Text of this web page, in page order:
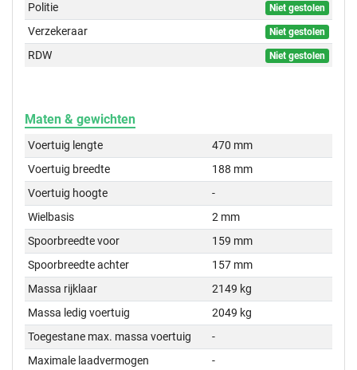
Politie
Niet gestolen
Verzekeraar Niet gestolen
RDW Niet gestolen
Maten & gewichten
Voertuig lengte
470 mm
Voertuig breedte
188 mm
Voertuig hoogte
-
Wielbasis
2 mm
Spoorbreedte voor
159 mm
Spoorbreedte achter
157 mm
Massa rijklaar
2149 kg
Massa ledig voertuig
2049 kg
Toegestane max. massa voertuig
-
Maximale laadvermogen
-